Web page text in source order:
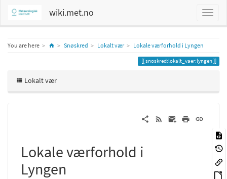
wiki.met.no
You are here HomeSnøskred Lokalt vær Lokale værforhold i Lyngen
snoskred:lokalt_vaer:lyngen
Lokalt vær
Lokale værforhold i
Lyngen